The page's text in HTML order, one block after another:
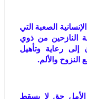
الصعبة التي
النازحين من ذوي
إلى رعاية وتأهيل
والألم.
حق لا يسقط